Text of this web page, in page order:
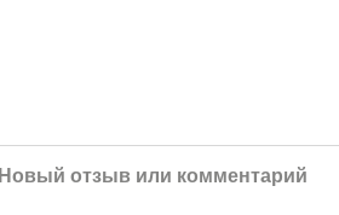
Новый отзыв или комментарий